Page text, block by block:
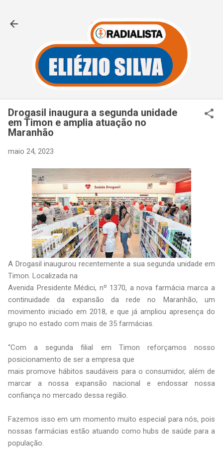
Drogasil inaugura a segunda unidade
em Timon e amplia atuação no
Maranhão
maio 24, 2023
A Drogasil inaugurou recentemente a sua segunda unidade em
Timon. Localizada na
Avenida Presidente Médici, nº 1370, a nova farmácia marca a
continuidade da expansão da rede no Maranhão, um
movimento iniciado em 2018, e que já ampliou apresença do
grupo no estado com mais de 35 farmácias.
“Com a segunda filial em Timon reforçamos nosso
posicionamento de ser a empresa que
mais promove hábitos saudáveis para o consumidor, além de
marcar a nossa expansão nacional e endossar nossa
confiança no mercado dessa região.
Fazemos isso em um momento muito especial para nós, pois
nossas farmácias estão atuando como hubs de saúde para a
população.